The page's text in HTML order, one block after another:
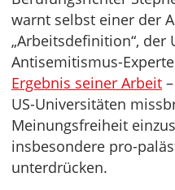
warnt selbst einer der
„Arbeitsdefinition“, der
Antisemitismus-
Ergebnis seiner Arbeit
US-Universitäten
Meinungsfreiheit
insbesondere pro-
unterdrücken.